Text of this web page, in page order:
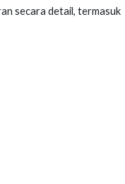
secara detail, termasuk